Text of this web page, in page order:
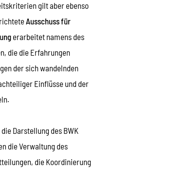
gilt aber ebenso
Ausschuss für
erarbeitet namens des
die die Erfahrungen
der sich wandelnden
Einflüsse und der
Darstellung des BWK
die Verwaltung des
die Koordinierung